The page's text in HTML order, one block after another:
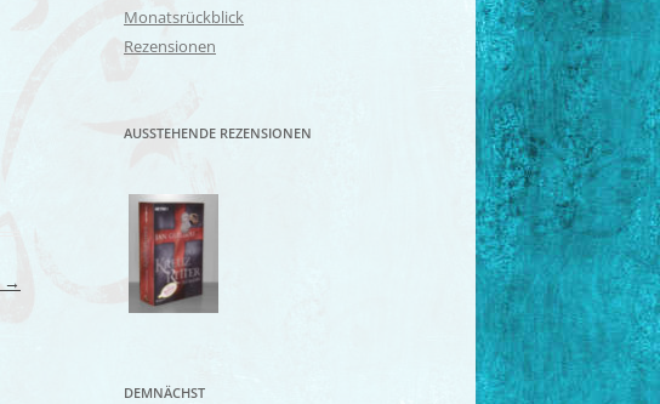
→
Monatsrückblick
Rezensionen
AUSSTEHENDE REZENSIONEN
DEMNÄCHST